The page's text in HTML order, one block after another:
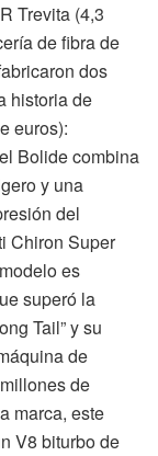
Trevita (4,3
de fibra de
dos
historia de
euros):
Bolide combina
y una
del
Chiron Super
es
superó la
Tail” y su
de
de
marca, este
V8 biturbo de